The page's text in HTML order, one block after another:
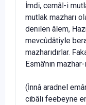
İmdi, cemâl-i
mutlak mazharı
denilen âlem,
mevcûdâtiyle
mazharıdırlar.
Esmâ'nın
(İnnâ aradnel
cibâli feebeyne